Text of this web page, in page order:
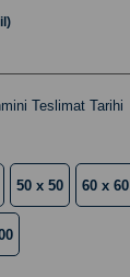
Teslimat Tarihi
50 x 50 60 x 60